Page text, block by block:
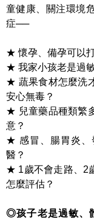
童健康、關注環境
症──
★ 懷孕、備孕可以
★ 我家小孩老是過
★ 蔬果食材怎麼洗
安心無毒？
★ 兒童藥品種類繁
意？
★ 感冒、腸胃炎
醫？
★ 1歲不會走路、2
怎麼評估？
◎孩子老是過敏、